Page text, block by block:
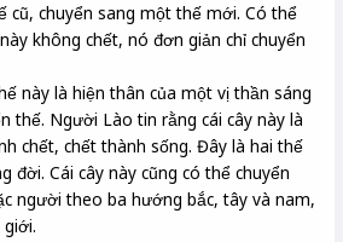
cũ, chuyển sang một thế mới. Có thể
không chết, nó đơn giản chỉ chuyển
này là hiện thân của một vị thần sáng
thế. Người Lào tin rằng cái cây này là
chết, chết thành sống. Đây là hai thế
đời. Cái cây này cũng có thể chuyển
người theo ba hướng bắc, tây và nam,